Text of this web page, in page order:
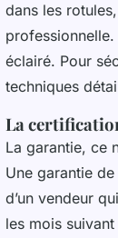
dans les
éclairé. Pour
techniques
La
La garantie, ce
Une garantie de
d’un vendeur
les mois